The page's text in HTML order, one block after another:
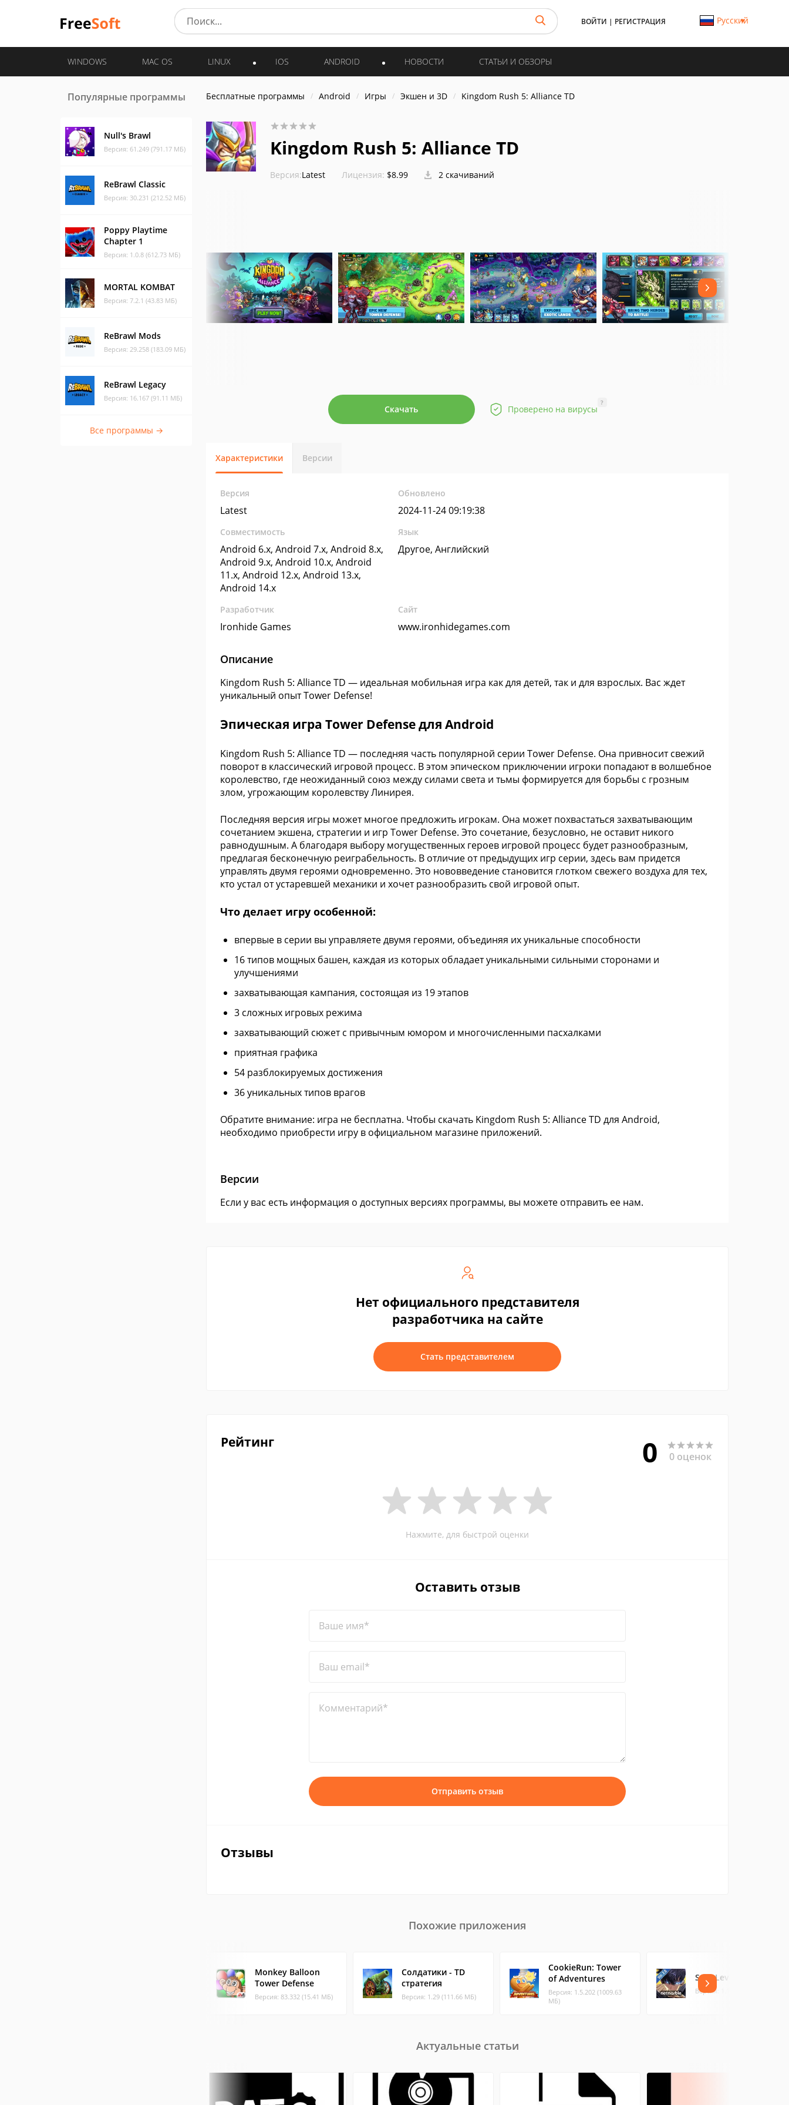
ВОЙТИ | РЕГИСТРАЦИЯ Русский
WINDOWS MAC OS LINUX IOS ANDROID НОВОСТИ СТАТЬИ И ОБЗОРЫ
Популярные программы
Null's Brawl
Версия: 61.249 (791.17 МБ)
ReBrawl Classic
Версия: 30.231 (212.52 МБ)
Poppy Playtime
Chapter 1
Версия: 1.0.8 (612.73 МБ)
MORTAL KOMBAT
Версия: 7.2.1 (43.83 МБ)
ReBrawl Mods
Версия: 29.258 (183.09 МБ)
ReBrawl Legacy
Версия: 16.167 (91.11 МБ)
Все программы →
Бесплатные программы Android Игры Экшен и 3D Kingdom Rush 5: Alliance TD
Kingdom Rush 5: Alliance TD
Версия:Latest Лицензия: $8.99 2 скачиваний
Скачать Проверено на вирусы
?
Характеристики Версии
Версия
Latest
Обновлено
2024-11-24 09:19:38
Совместимость
Android 6.x, Android 7.x, Android 8.x,
Android 9.x, Android 10.x, Android
11.x, Android 12.x, Android 13.x,
Android 14.x
Язык
Другое, Английский
Разработчик
Ironhide Games
Сайт
www.ironhidegames.com
Описание
Kingdom Rush 5: Alliance TD — идеальная мобильная игра как для детей, так и для взрослых. Вас ждет
уникальный опыт Tower Defense!
Эпическая игра Tower Defense для Android
Kingdom Rush 5: Alliance TD — последняя часть популярной серии Tower Defense. Она привносит свежий
поворот в классический игровой процесс. В этом эпическом приключении игроки попадают в волшебное
королевство, где неожиданный союз между силами света и тьмы формируется для борьбы с грозным
злом, угрожающим королевству Линирея.
Последняя версия игры может многое предложить игрокам. Она может похвастаться захватывающим
сочетанием экшена, стратегии и игр Tower Defense. Это сочетание, безусловно, не оставит никого
равнодушным. А благодаря выбору могущественных героев игровой процесс будет разнообразным,
предлагая бесконечную реиграбельность. В отличие от предыдущих игр серии, здесь вам придется
управлять двумя героями одновременно. Это нововведение становится глотком свежего воздуха для тех,
кто устал от устаревшей механики и хочет разнообразить свой игровой опыт.
Что делает игру особенной:
впервые в серии вы управляете двумя героями, объединяя их уникальные способности
16 типов мощных башен, каждая из которых обладает уникальными сильными сторонами и
улучшениями
захватывающая кампания, состоящая из 19 этапов
3 сложных игровых режима
захватывающий сюжет с привычным юмором и многочисленными пасхалками
приятная графика
54 разблокируемых достижения
36 уникальных типов врагов
Обратите внимание: игра не бесплатна. Чтобы скачать Kingdom Rush 5: Alliance TD для Android,
необходимо приобрести игру в официальном магазине приложений.
Версии
Если у вас есть информация о доступных версиях программы, вы можете отправить ее нам.
Нет официального представителя
разработчика на сайте
Стать представителем
Рейтинг 0 0 оценок
Нажмите, для быстрой оценки
Оставить отзыв
Ваше имя*
Ваш email*
Комментарий*
Отправить отзыв
Отзывы
Похожие приложения
Monkey Balloon
Tower Defense
Версия: 83.332 (15.41 МБ)
Солдатики - TD
стратегия
Версия: 1.29 (111.66 МБ)
CookieRun: Tower
of Adventures
Версия: 1.5.202 (1009.63
МБ)
Solo Leveling:Arise
Версия: 1.1.86 (295.7 МБ)
Актуальные статьи